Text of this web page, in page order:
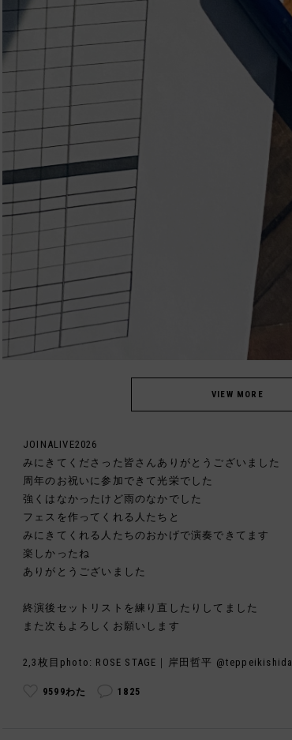
JOINALIVE2026
みにきてくださった皆さんありがとうございました
周年のお祝いに参加できて光栄でした
強くはなかったけど雨のなかでした
フェスを作ってくれる人たちと
みにきてくれる人たちのおかげで演奏できてます
楽しかったね
ありがとうございました
終演後セットリストを練り直したりしてました
また次もよろしくお願いします
2,3枚目photo: ROSE STAGE｜岸田哲平 @teppeikishida
9599わた 1825